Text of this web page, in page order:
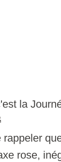
la
rappeler
rose,